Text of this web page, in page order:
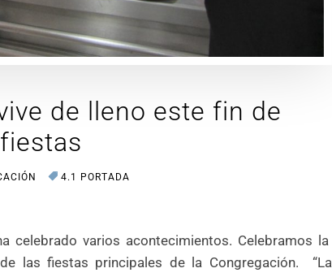
de lleno este fin de
4.1 PORTADA
celebrado varios acontecimientos. Celebramos la
las fiestas principales de la Congregación. “La